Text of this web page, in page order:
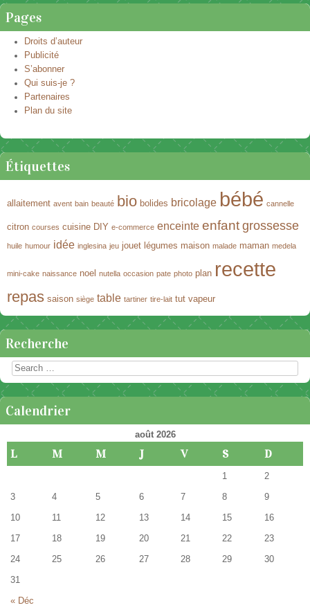
Naviguer dans les articles
Pages
Droits d’auteur
Publicité
S’abonner
Qui suis-je ?
Partenaires
Plan du site
Étiquettes
allaitement avent bain beauté bio bolides bricolage bébé cannelle
citron courses cuisine DIY e-commerce enceinte enfant grossesse
huile humour idée inglesina jeu jouet légumes maison malade maman medela
mini-cake naissance noel nutella occasion pate photo plan recette
repas saison siège table tartiner tire-lait tut vapeur
Recherche
Rechercher
Calendrier
août 2026
L M M J V S D
« Déc
1 2
3 4 5 6 7 8 9
10 11 12 13 14 15 16
17 18 19 20 21 22 23
24 25 26 27 28 29 30
31